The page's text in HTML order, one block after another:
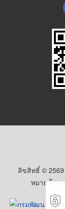
ลิขสิทธิ์ ©
หมาย โดย